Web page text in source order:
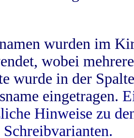
wurden im
wobei
wurde in der
eingetragen.
Hinweise zu